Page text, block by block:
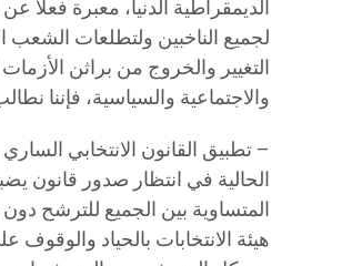
الديمقراطية الدنيا، معبرة فعلا عن
لجميع الناخبين ولتطلعات الشعب
التغيير والخروج من براثن الأزمات
والاجتماعية والسياسية، فإننا
– تطبيق القانون الانتخابي
الحالية في انتظار صدور قانون
المتساوية بين الجميع للترشح دون
هيئة الانتخابات بالحياد